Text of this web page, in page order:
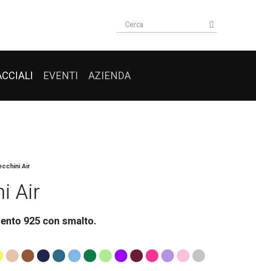
EVENTI AZIENDA
Air
Air
925 con smalto.